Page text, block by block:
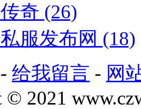
奇 (26)
服发布网 (18)
- 给我留言 - 网
© 2021